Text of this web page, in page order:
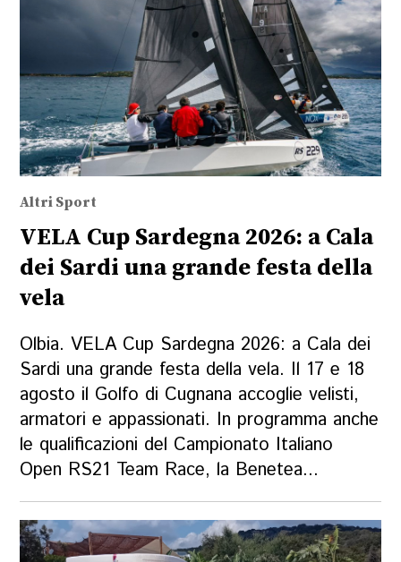
Altri Sport
VELA Cup Sardegna 2026: a Cala
dei Sardi una grande festa della
vela
Olbia. VELA Cup Sardegna 2026: a Cala dei
Sardi una grande festa della vela. Il 17 e 18
agosto il Golfo di Cugnana accoglie velisti,
armatori e appassionati. In programma anche
le qualificazioni del Campionato Italiano
Open RS21 Team Race, la Benetea...